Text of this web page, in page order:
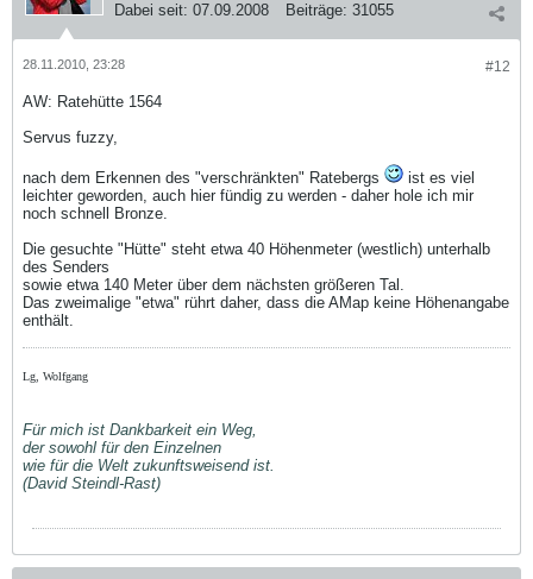
Dabei seit: 07.09.2008 Beiträge: 31055
#12
28.11.2010, 23:28
AW: Ratehütte 1564
Servus fuzzy,
nach dem Erkennen des "verschränkten" Ratebergs
ist es viel
leichter geworden, auch hier fündig zu werden - daher hole ich mir
noch schnell Bronze.
Die gesuchte "Hütte" steht etwa 40 Höhenmeter (westlich) unterhalb
des Senders
sowie etwa 140 Meter über dem nächsten größeren Tal.
Das zweimalige "etwa" rührt daher, dass die AMap keine Höhenangabe
enthält.
Lg, Wolfgang
Für mich ist Dankbarkeit ein Weg,
der sowohl für den Einzelnen
wie für die Welt zukunftsweisend ist.
(David Steindl-Rast)